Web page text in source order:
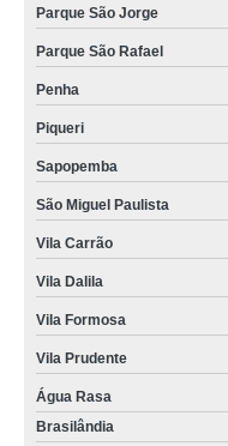
Parque São Jorge
Parque São Rafael
Penha
Piqueri
Sapopemba
São Miguel Paulista
Vila Carrão
Vila Dalila
Vila Formosa
Vila Prudente
Água Rasa
Brasilândia